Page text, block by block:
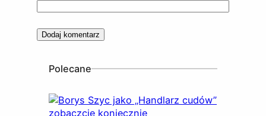
Polecane